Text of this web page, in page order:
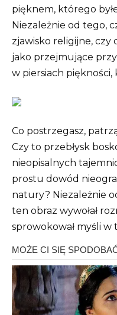
pięknem, którego
Niezależnie od tego,
zjawisko religijne, czy
jako przejmujące
w piersiach piękności,
Co postrzegasz,
Czy to przebłysk
nieopisalnych
prostu dowód
natury? Niezależnie
ten obraz wywołał
sprowokował myśli w